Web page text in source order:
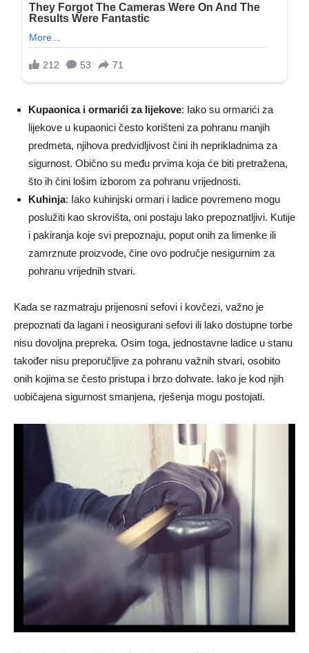
Kupaonica i ormarići za lijekove: Iako su ormarići za
lijekove u kupaonici često korišteni za pohranu manjih
predmeta, njihova predvidljivost čini ih neprikladnima za
sigurnost. Obično su među prvima koja će biti pretražena,
što ih čini lošim izborom za pohranu vrijednosti.
Kuhinja: Iako kuhinjski ormari i ladice povremeno mogu
poslužiti kao skrovišta, oni postaju lako prepoznatljivi. Kutije
i pakiranja koje svi prepoznaju, poput onih za limenke ili
zamrznute proizvode, čine ovo područje nesigurnim za
pohranu vrijednih stvari.
Kada se razmatraju prijenosni sefovi i kovčezi, važno je
prepoznati da lagani i neosigurani sefovi ili lako dostupne torbe
nisu dovoljna prepreka. Osim toga, jednostavne ladice u stanu
također nisu preporučljive za pohranu važnih stvari, osobito
onih kojima se često pristupa i brzo dohvate. Iako je kod njih
uobičajena sigurnost smanjena, rješenja mogu postojati.